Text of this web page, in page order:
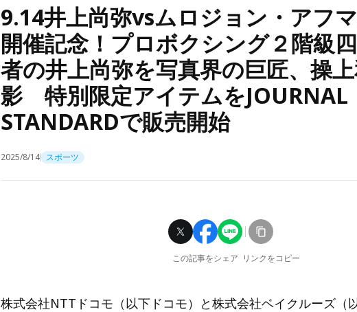
9.14井上尚弥vsムロジョン・アフ
開催記念！プロボクシング２階級
者の井上尚弥を写真界の巨匠、操
影 特別限定アイテムをJOURNAL
STANDARDで販売開始
2025/8/14 スポーツ
この記事をシェア リンクをコピー
株式会社NTTドコモ（以下ドコモ）と株式会社ベイクルーズ（